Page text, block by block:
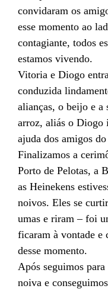
convidaram os
esse momento ao
contagiante, todos
estamos vivendo.
Vitoria e Diogo
conduzida
alianças, o beijo e a
arroz, aliás o Diogo
ajuda dos amigos
Finalizamos a
Porto de Pelotas, a
as Heinekens
noivos. Eles se
umas e riram – foi
ficaram à vontade e
desse momento.
Após seguimos
noiva e